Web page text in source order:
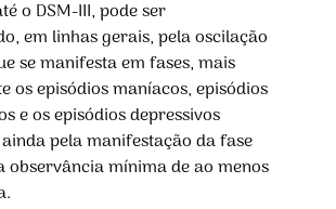
o DSM-III, pode ser
em linhas gerais, pela oscilação
se manifesta em fases, mais
os episódios maníacos, episódios
e os episódios depressivos
pela manifestação da fase
observância mínima de ao menos